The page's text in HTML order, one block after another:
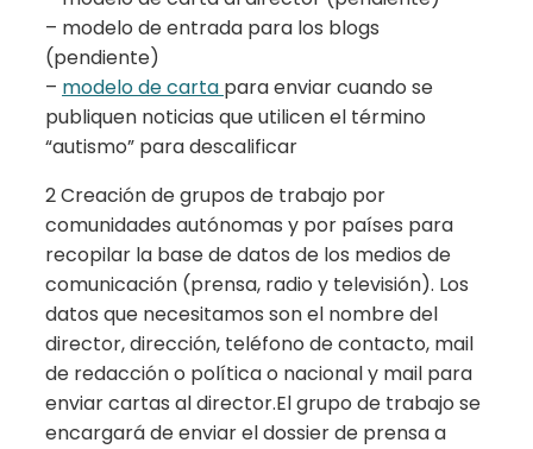
– modelo de entrada para los blogs
(pendiente)
– modelo de carta para enviar cuando se
publiquen noticias que utilicen el término
“autismo” para descalificar
2 Creación de grupos de trabajo por
comunidades autónomas y por países para
recopilar la base de datos de los medios de
comunicación (prensa, radio y televisión). Los
datos que necesitamos son el nombre del
director, dirección, teléfono de contacto, mail
de redacción o política o nacional y mail para
enviar cartas al director.El grupo de trabajo se
encargará de enviar el dossier de prensa a